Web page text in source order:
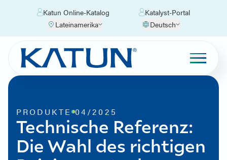
Katun Online-Katalog
Katalyst-Portal
Lateinamerika
Deutsch
PRODUKTE 04/2025
Technische Referenz:
Die Wahl des richtigen